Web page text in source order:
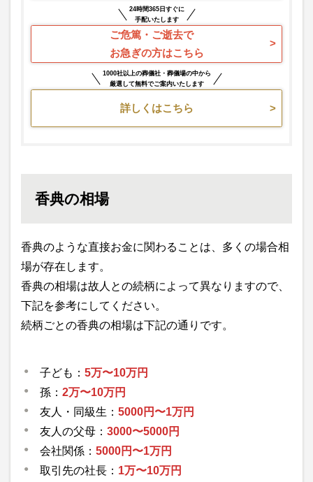
24時間365日すぐに
手配いたします
ご危篤・ご逝去で
お急ぎの方はこちら
1000社以上の葬儀社・葬儀場の中から
厳選して無料でご案内いたします
詳しくはこちら
香典の相場
香典のような直接お金に関わることは、多くの場合相
場が存在します。
香典の相場は故人との続柄によって異なりますので、
下記を参考にしてください。
続柄ごとの香典の相場は下記の通りです。
子ども： 5万〜10万円
孫： 2万〜10万円
友人・同級生： 5000円〜1万円
友人の父母： 3000〜5000円
会社関係： 5000円〜1万円
取引先の社長： 1万〜10万円